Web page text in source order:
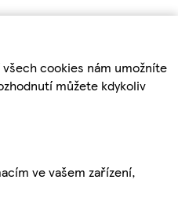
cookies nám umožníte
můžete kdykoliv
ve vašem zařízení,